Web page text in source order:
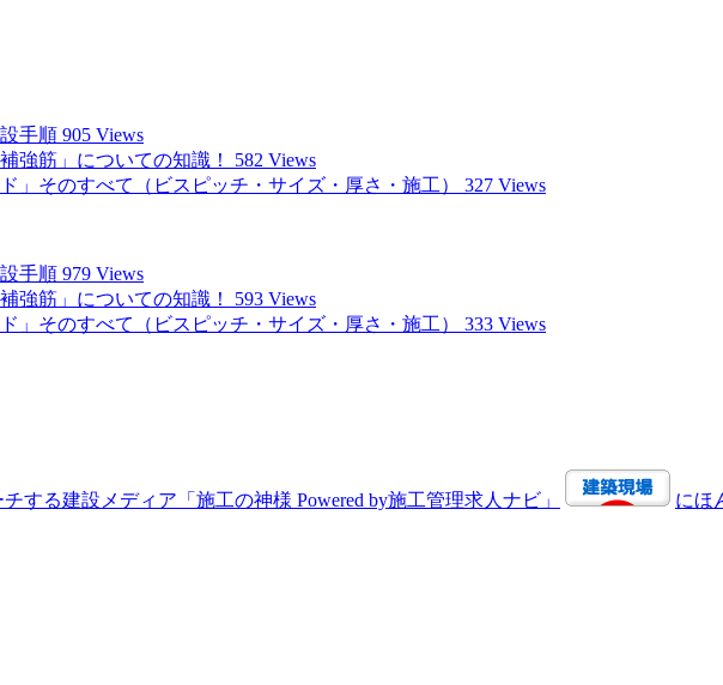
手順 905 Views
強筋」についての知識！
582 Views
」そのすべて（ビスピッチ・サイズ・厚さ・施工）
327 Views
手順 979 Views
強筋」についての知識！
593 Views
」そのすべて（ビスピッチ・サイズ・厚さ・施工）
333 Views
にほ